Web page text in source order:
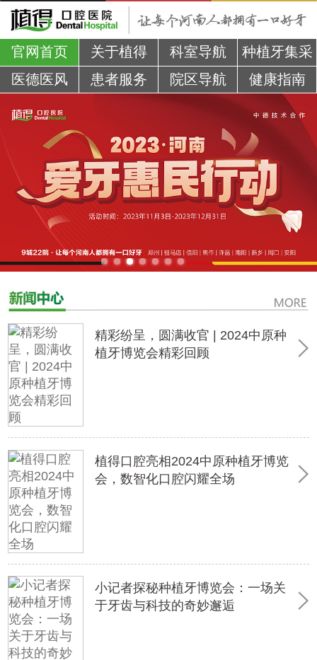
官网首页 关于植得 科室导航
种植牙集采
医德医风
患者服务 院区导航 健康指南
精彩纷呈，圆满收官 | 2024中原种
植牙博览会精彩回顾
植得口腔亮相2024中原种植牙博览
会，数智化口腔闪耀全场
小记者探秘种植牙博览会：一场关
于牙齿与科技的奇妙邂逅